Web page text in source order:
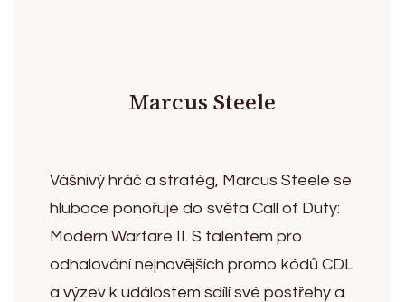
Marcus Steele
Vášnivý hráč a stratég, Marcus Steele se
hluboce ponořuje do světa Call of Duty:
Modern Warfare II. S talentem pro
odhalování nejnovějších promo kódů CDL
a výzev k událostem sdílí své postřehy a